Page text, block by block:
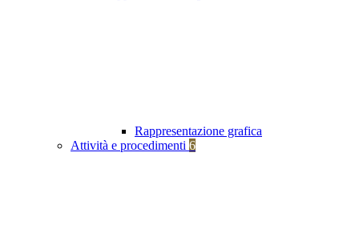
Rappresentazione grafica
Attività e procedimenti 6